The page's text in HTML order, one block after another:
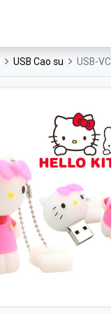
USB Cao su USB-